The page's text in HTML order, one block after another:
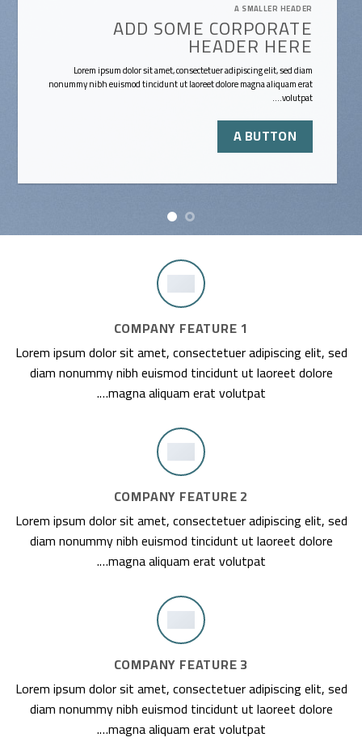
A SMALLER HEADER
ADD SOME CORPORATE
HEADER HERE
Lorem ipsum dolor sit amet, consectetuer adipiscing elit, sed diam
nonummy nibh euismod tincidunt ut laoreet dolore magna aliquam erat
volutpat….
A BUTTON
COMPANY FEATURE 1
Lorem ipsum dolor sit amet, consectetuer adipiscing elit, sed
diam nonummy nibh euismod tincidunt ut laoreet dolore
magna aliquam erat volutpat….
COMPANY FEATURE 2
Lorem ipsum dolor sit amet, consectetuer adipiscing elit, sed
diam nonummy nibh euismod tincidunt ut laoreet dolore
magna aliquam erat volutpat….
COMPANY FEATURE 3
Lorem ipsum dolor sit amet, consectetuer adipiscing elit, sed
diam nonummy nibh euismod tincidunt ut laoreet dolore
magna aliquam erat volutpat….